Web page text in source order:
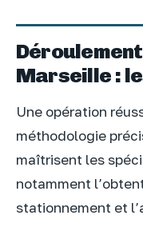
Marseille :
Une opération
méthodologie
maîtrisent les
notamment
stationnement et